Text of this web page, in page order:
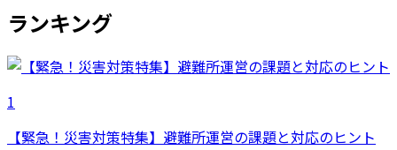
ランキング
1
【緊急！災害対策特集】避難所運営の課題と対応のヒント